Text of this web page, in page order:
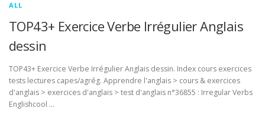
ALL
TOP43+ Exercice Verbe Irrégulier Anglais
dessin
TOP43+ Exercice Verbe Irrégulier Anglais dessin. Index cours exercices
tests lectures capes/agrég. Apprendre l'anglais > cours & exercices
d'anglais > exercices d'anglais > test d'anglais n°36855 : Irregular Verbs
Englishcool …